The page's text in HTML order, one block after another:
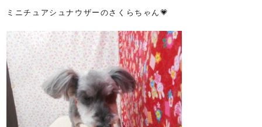
ミニチュアシュナウザーのさくらちゃん💗